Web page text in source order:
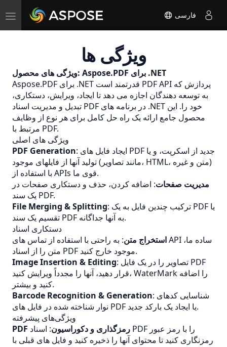
Toggle
navigation
فارسی
ویژگی ها
ویژگی های محصول: Aspose.PDF برای .NET
PDFAPI پردازش که
به توسعه دهندگان اجازه می دهد تا ایجاد، ویرایش، دستکاری،
تبدیل و مدیریت اسناد PDF در برنامه های .NET خود را. این
محصول جامع ارائه یک راه حل کامل برای هر نوع از وظایف
مرتبط با PDF.
ویژگی های اصلی
PDF Generation: ایجاد فایل های PDF جدید از اسکرپت، و یا
تولید آنها از فایلهای موجود (مانند تصاویر، HTML، متن و غیره)
با استفاده از APIs قوی ما.
مدیریت صفحات: اضافه کردن، حذف و دستکاری صفحات در
یک سند PDF.
File Merging & Splitting: ترکیب چندین فایل به یک PDF یا
تقسیم یک سند PDF به آنها جداگانه.
دستکاری اسناد
استخراج متن: به راحتی با استفاده از تماس های API ساده ما،
متن را از اسناد PDF موجود خارج کنید.
Image Insertion & Editing: تصاویر را در یک فایل PDF
قرار دهید، آنها را مجدداً ویرایش کنید، WaterMark را اضافه
کنید و بیشتر.
Barcode Recognition & Generation: شناسایی کدهای
نوار شناخته شده در فایل های PDF یا ایجاد یک بارکد جدید.
ویژگی‌های پیشرفته
PDF رمزگذاری و دکوراسیون: اسناد PDF را با رمز عبور
رمزنگاری کنید تا محتوای آنها را ذخیره کنید و فایل های قبلی با